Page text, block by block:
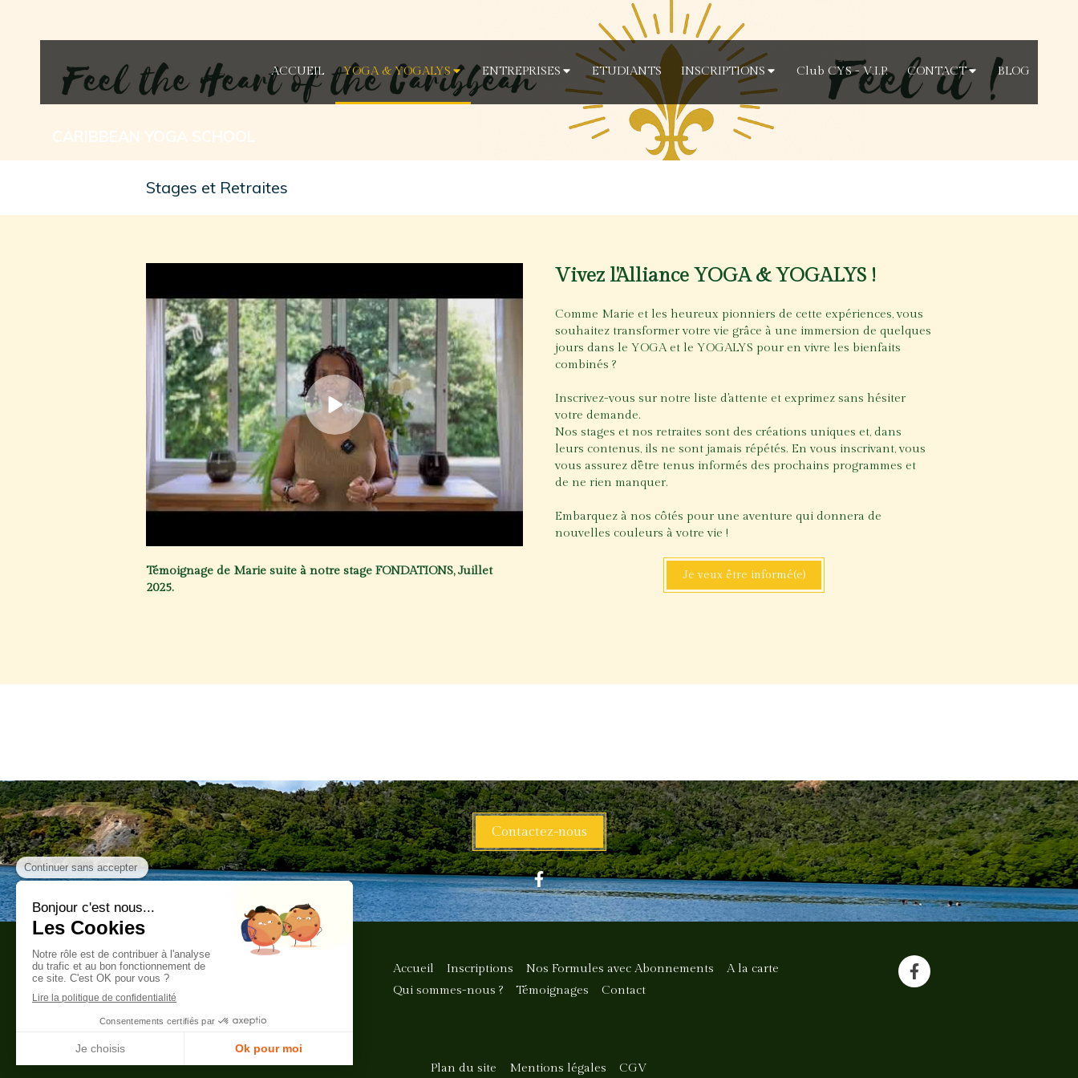
ACCUEIL YOGA & YOGALYS ENTREPRISES ETUDIANTS INSCRIPTIONS Club CYS - V.I.P. CONTACT BLOG
CARIBBEAN YOGA SCHOOL
Stages et Retraites
Témoignage de Marie suite à notre stage FONDATIONS, Juillet
2025.
Vivez l'Alliance YOGA & YOGALYS !
Comme Marie et les heureux pionniers de cette expériences, vous
souhaitez transformer votre vie grâce à une immersion de quelques
jours dans le YOGA et le YOGALYS pour en vivre les bienfaits
combinés ?
Inscrivez-vous sur notre liste d'attente et exprimez sans hésiter
votre demande.
Nos stages et nos retraites sont des créations uniques et, dans
leurs contenus, ils ne sont jamais répétés. En vous inscrivant, vous
vous assurez d'être tenus informés des prochains programmes et
de ne rien manquer.
Embarquez à nos côtés pour une aventure qui donnera de
nouvelles couleurs à votre vie !
Je veux être informé(e)
Contactez-nous
CARIBBEAN YOGA
SCHOOL
Accueil Inscriptions Nos Formules avec Abonnements
A la carte
Qui sommes-nous ?
Témoignages Contact
Plan du site Mentions légales CGV